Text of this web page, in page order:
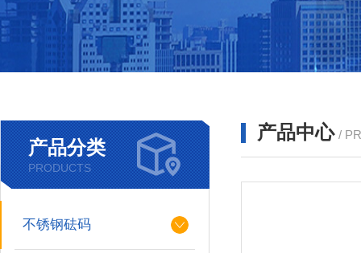
产品分类
PRODUCTS
不锈钢砝码
产品中心 /